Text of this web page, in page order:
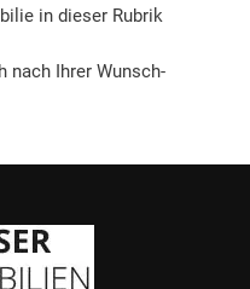
in dieser Rubrik
nach Ihrer Wunsch-